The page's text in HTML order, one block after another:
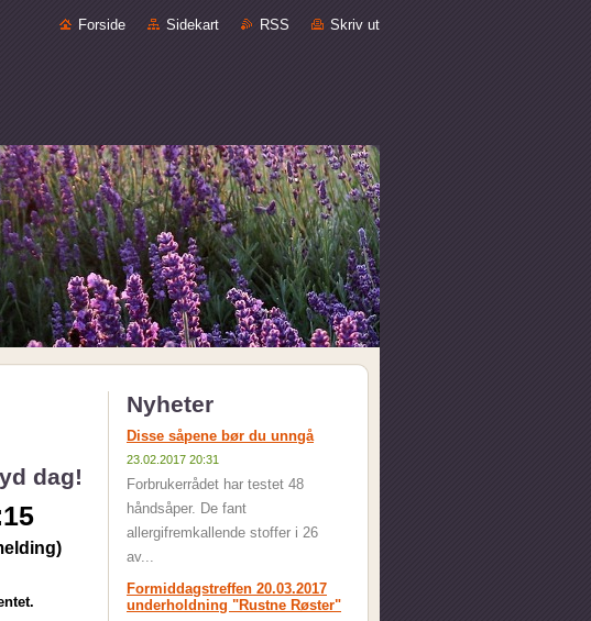
Forside Sidekart RSS Skriv ut
dag!
Nyheter
Disse såpene bør du unngå
23.02.2017 20:31
Forbrukerrådet har testet 48
håndsåper. De fant
allergifremkallende stoffer i 26
av...
Formiddagstreffen 20.03.2017
underholdning "Rustne Røster"